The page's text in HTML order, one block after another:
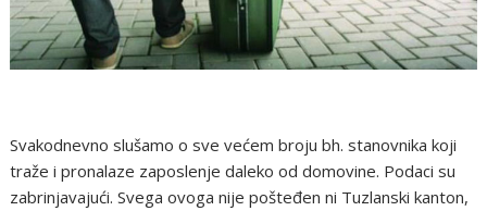
Svakodnevno slušamo o sve većem broju bh. stanovnika koji
traže i pronalaze zaposlenje daleko od domovine. Podaci su
zabrinjavajući. Svega ovoga nije pošteđen ni Tuzlanski kanton,